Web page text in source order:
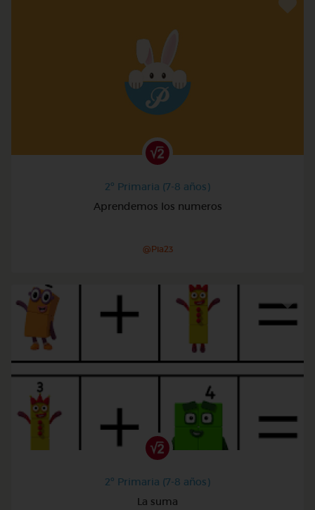
2º Primaria (7-8 años)
Aprendemos los numeros
@Pia23
2º Primaria (7-8 años)
La suma